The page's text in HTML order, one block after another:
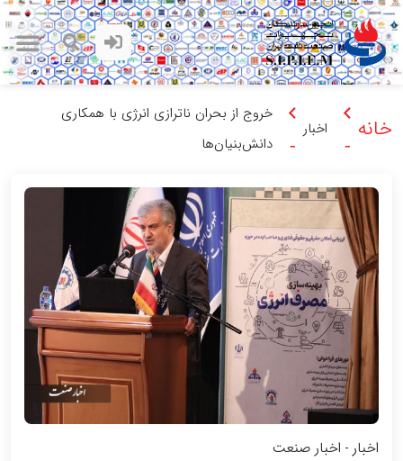
خانه -
اخبار
-
خروج از بحران ناترازی انرژی با همکاری
دانش‌بنیان‌ها
اخبار - اخبار صنعت